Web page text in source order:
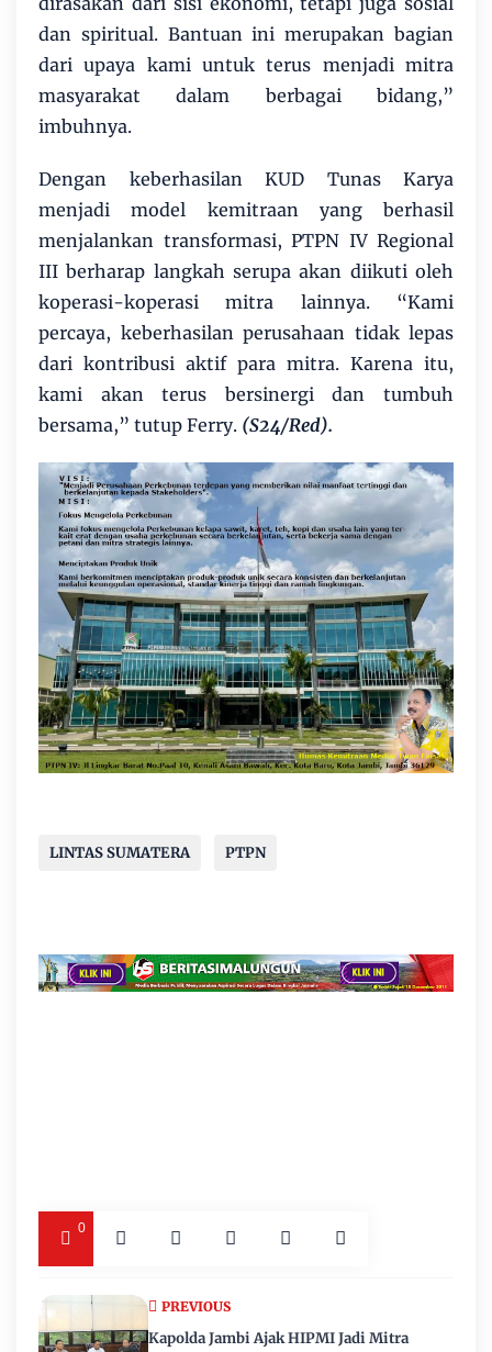
dan spiritual. Bantuan ini merupakan bagian
dari upaya kami untuk terus menjadi mitra
masyarakat dalam berbagai bidang,”
imbuhnya.
Dengan keberhasilan KUD Tunas Karya
menjadi model kemitraan yang berhasil
menjalankan transformasi, PTPN IV Regional
III berharap langkah serupa akan diikuti oleh
koperasi-koperasi mitra lainnya. “Kami
percaya, keberhasilan perusahaan tidak lepas
dari kontribusi aktif para mitra. Karena itu,
kami akan terus bersinergi dan tumbuh
bersama,” tutup Ferry. (S24/Red).
LINTAS SUMATERA PTPN
0
PREVIOUS
Kapolda Jambi Ajak HIPMI Jadi Mitra